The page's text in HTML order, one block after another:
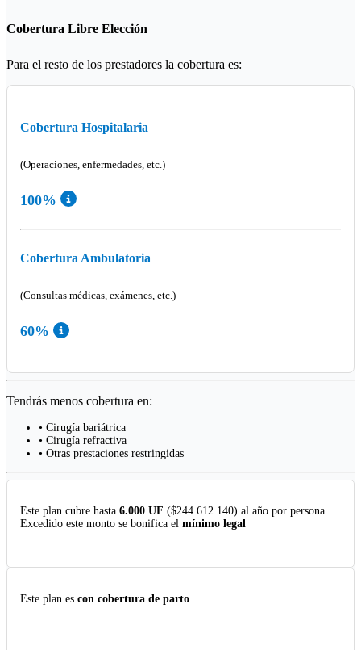
Cobertura Libre Elección
Para el resto de los prestadores la cobertura es:
Cobertura Hospitalaria
(Operaciones, enfermedades, etc.)
100%
Cobertura Ambulatoria
(Consultas médicas, exámenes, etc.)
60%
Tendrás menos cobertura en:
• Cirugía bariátrica
• Cirugía refractiva
• Otras prestaciones restringidas
Este plan cubre hasta 6.000 UF ($244.612.140) al año por persona.
Excedido este monto se bonifica el mínimo legal
Este plan es con cobertura de parto